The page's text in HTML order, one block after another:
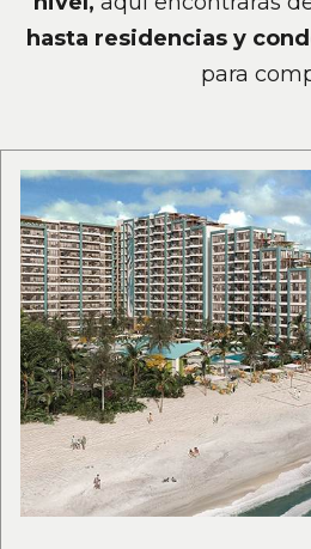
hasta residencias y
para